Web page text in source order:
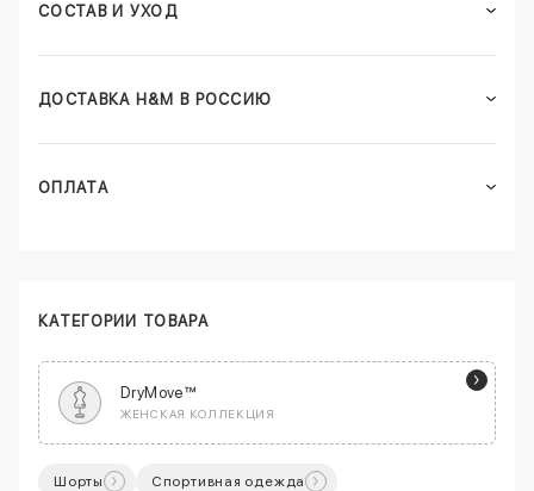
СОСТАВ И УХОД
ДОСТАВКА H&M В РОССИЮ
ОПЛАТА
КАТЕГОРИИ ТОВАРА
DryMove™
ЖЕНСКАЯ КОЛЛЕКЦИЯ
Шорты Спортивная одежда